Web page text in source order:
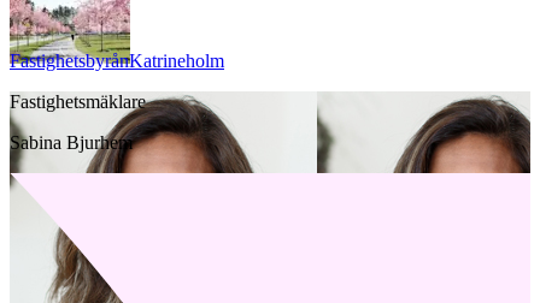
FastighetsbyrånKatrineholm
Fastighetsmäklare
Sabina Bjurhem